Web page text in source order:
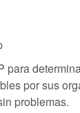
para
por sus
problemas.